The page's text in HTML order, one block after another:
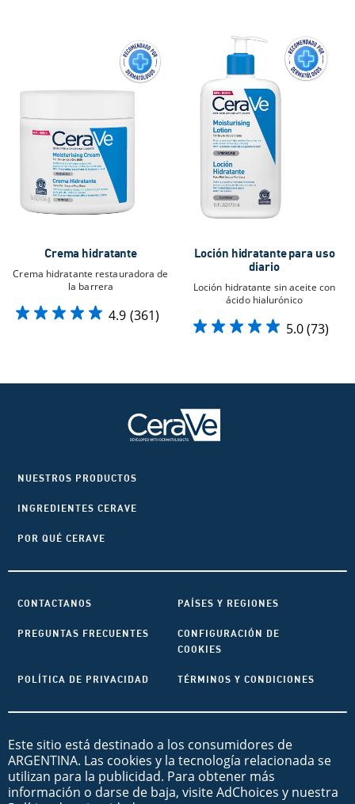
Crema hidratante
Crema hidratante restauradora de
la barrera
4.9 (361)
Loción hidratante para uso
diario
Loción hidratante sin aceite con
ácido hialurónico
5.0(73)
NUESTROS PRODUCTOS
INGREDIENTES CERAVE
POR QUÉ CERAVE
CONTACTANOS PAÍSES Y REGIONES
PREGUNTAS FRECUENTES
CONFIGURACIÓN DE
COOKIES
POLÍTICA DE PRIVACIDAD TÉRMINOS Y CONDICIONES
Este sitio está destinado a los consumidores de
ARGENTINA. Las cookies y la tecnología relacionada se
utilizan para la publicidad. Para obtener más
información o darse de baja, visite AdChoices y nuestra